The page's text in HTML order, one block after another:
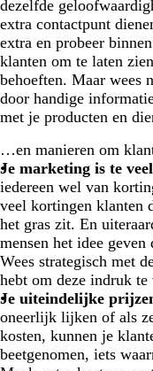
dezelfde
extra contactpunt
extra en probeer
klanten om te laten
behoeften. Maar wees
door handige
met je producten en
…en manieren om
Je marketing is te
iedereen wel van
veel kortingen klanten
het gras zit. En
mensen het idee
Wees strategisch met
hebt om deze indruk te
Je uiteindelijke
oneerlijk lijken of als
kosten, kunnen je
beetgenomen, iets